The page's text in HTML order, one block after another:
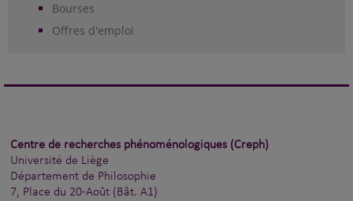
Bourses
Offres d'emploi
Centre de recherches phénoménologiques (Creph)
Université de Liège
Département de Philosophie
7, Place du 20-Août (Bât. A1)